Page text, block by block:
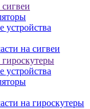
устройства
на сигвеи
гироскутеры
устройства
на гироскутеры